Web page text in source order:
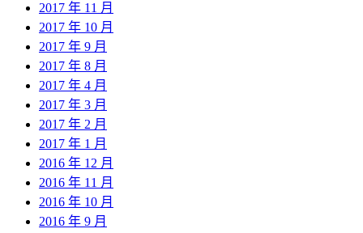
2017 年 11 月
2017 年 10 月
2017 年 9 月
2017 年 8 月
2017 年 4 月
2017 年 3 月
2017 年 2 月
2017 年 1 月
2016 年 12 月
2016 年 11 月
2016 年 10 月
2016 年 9 月